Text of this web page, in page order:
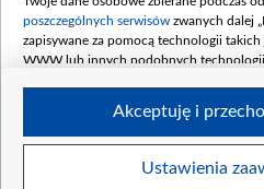
czerwca 90 mln)
Dofinansowanie 250 000
4 sierpnia 250 mln
poszczególnych serwisów zwanych dalej
zapisywane za pomocą technologii
WWW lub innych podobnych
Twoje dane osobowe zbierane podczas
Ustawienia
Akceptuję i